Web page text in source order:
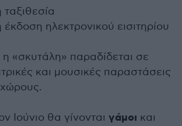
ηλεκτρονικού εισιτηρίου
η «σκυτάλη» παραδίδεται σε
και μουσικές παραστάσεις
Ιούνιο θα γίνονται γάμοι και